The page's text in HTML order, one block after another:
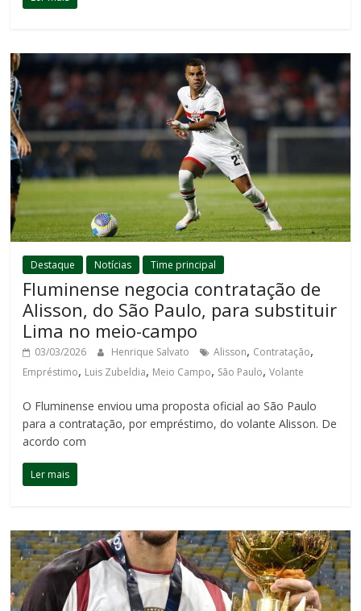
Destaque Notícias Time principal
Fluminense negocia contratação de
Alisson, do São Paulo, para substituir
Lima no meio-campo
03/03/2026 Henrique Salvato Alisson, Contratação,
Empréstimo, Luis Zubeldia, Meio Campo, São Paulo,Volante
O Fluminense enviou uma proposta oficial ao São Paulo
para a contratação, por empréstimo, do volante Alisson. De
acordo com
Ler mais